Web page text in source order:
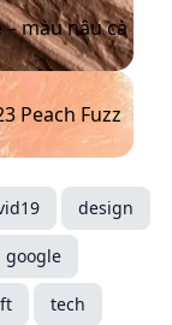
màu nâu cà
Peach Fuzz
design
google
tech